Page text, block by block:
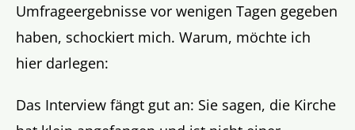
Umfrageergebnisse vor wenigen Tagen gegeben
haben, schockiert mich. Warum, möchte ich
hier darlegen:
Das Interview fängt gut an: Sie sagen, die Kirche